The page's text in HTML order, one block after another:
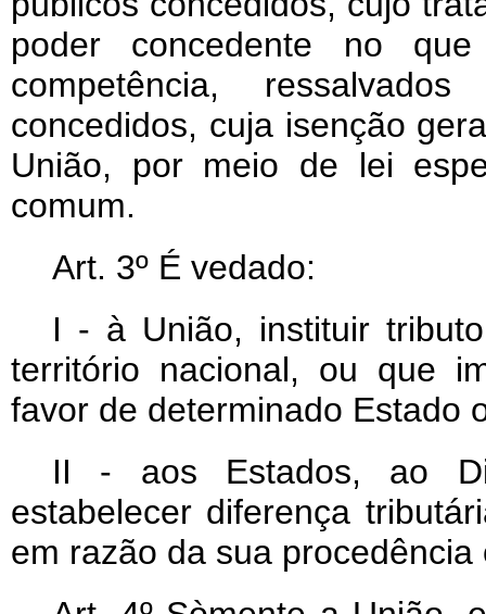
poder concedente no
competência,
concedidos, cuja isenção
União, por meio de lei
comum.
Art. 3º É vedado:
I - à União, instituir
território nacional, ou que
favor de determinado Estado
II - aos Estados, ao
estabelecer diferença
em razão da sua